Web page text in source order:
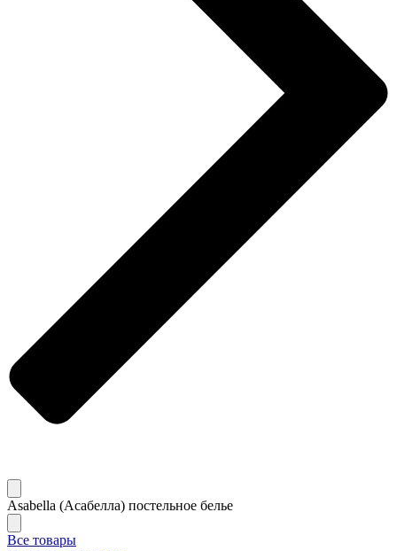
Asabella (Асабелла) постельное белье
Все товары